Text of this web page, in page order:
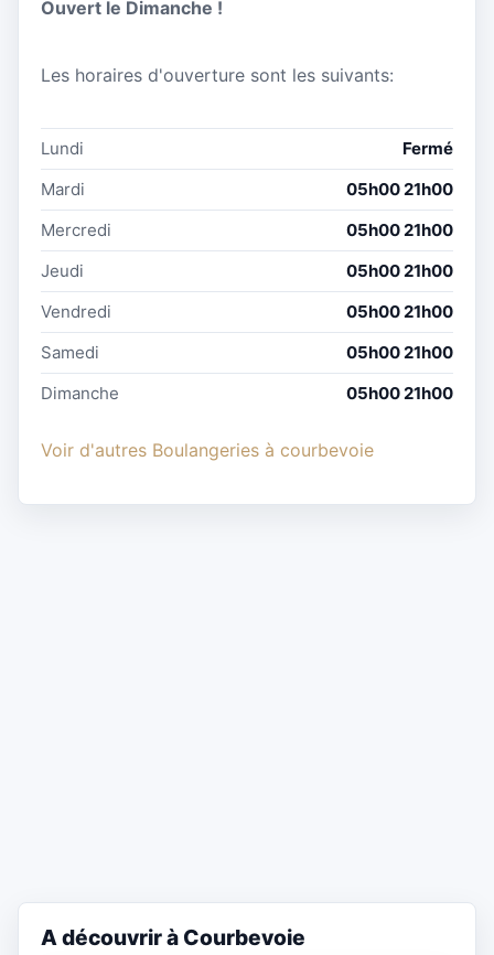
Ouvert le Dimanche !
Les horaires d'ouverture sont les suivants:
Lundi
Fermé
Mardi
05h00 21h00
Mercredi
05h00 21h00
Jeudi
05h00 21h00
Vendredi
05h00 21h00
Samedi
05h00 21h00
Dimanche
05h00 21h00
Voir d'autres Boulangeries à courbevoie
A découvrir à Courbevoie